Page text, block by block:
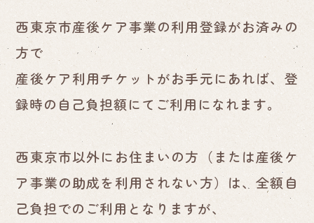
西東京市産後ケア事業の利用登録がお済みの
方で
産後ケア利用チケットがお手元にあれば、登
録時の自己負担額にてご利用になれます。
西東京市以外にお住まいの方（または産後ケ
ア事業の助成を利用されない方）は、全額自
己負担でのご利用となりますが、